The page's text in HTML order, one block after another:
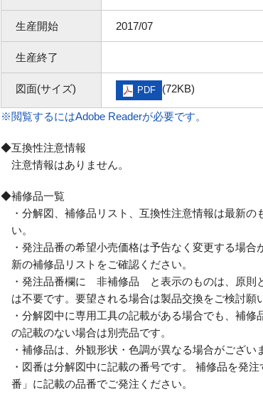
生産開始 2017/07
生産終了
図面(サイズ) PDF (72KB)
※閲覧するにはAdobe Readerが必要です。
◆互換性注意情報
注意情報はありません。
◆補修品一覧
・分解図、補修品リスト、互換性注意情報は最新の
い。
・発注品番の希望小売価格は予告なく変更する場合
新の補修品リストをご確認ください。
・発注品番欄に 非補修品 と表示のものは、原則
は不要です。要望される場合は製品交換をご検討願
・分解図中に専用工具の記載がある場合でも、補修
の記載のない場合は別売品です。
・補修品は、外観形状・色調が異なる場合がござい
・図番は分解図中に記載の番号です。 補修品を発
番」に記載の品番でご発注ください。